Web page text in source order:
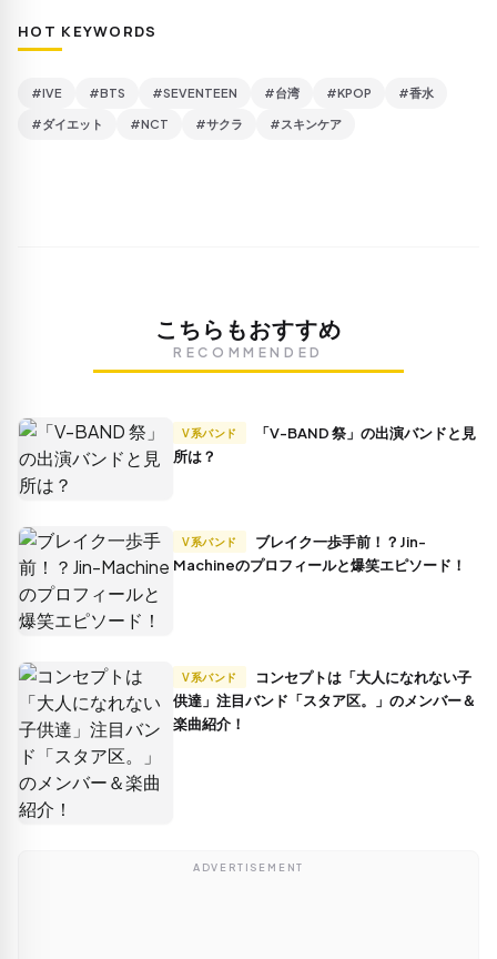
HOT KEYWORDS
#IVE #BTS #SEVENTEEN #台湾 #KPOP #香水
#ダイエット #NCT #サクラ #スキンケア
こちらもおすすめ
RECOMMENDED
V系バンド
所は？
V系バンド
Machineのプロフィールと爆笑エピソード！
V系バンド
供達」注目バンド「スタア区。」のメンバー＆
楽曲紹介！
ADVERTISEMENT